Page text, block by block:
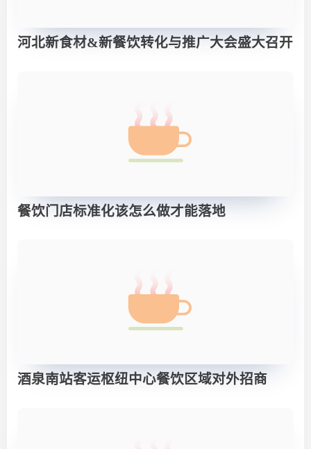
河北新食材&新餐饮转化与推广大会盛大召开
餐饮门店标准化该怎么做才能落地
酒泉南站客运枢纽中心餐饮区域对外招商